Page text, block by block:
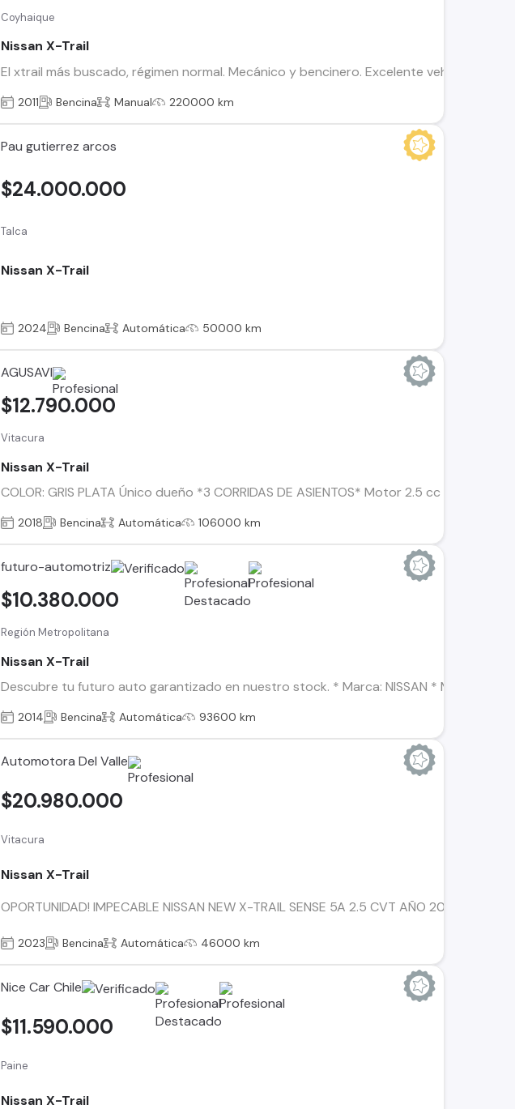
Coyhaique
Nissan X-Trail
El xtrail más buscado, régimen normal. Mecánico y bencinero. Excelente vehículo.
2011 Bencina Manual 220000 km
Pau gutierrez arcos
Talca
Nissan X-Trail
$24.000.000
2024 Bencina Automática 50000 km
AGUSAVI
Vitacura
Nissan X-Trail
COLOR: GRIS PLATA Único dueño *3 CORRIDAS DE ASIENTOS* Motor 2.5 cc / 171
$12.790.000
2018 Bencina Automática 106000 km
futuro-automotriz
Región Metropolitana
Nissan X-Trail
Descubre tu futuro auto garantizado en nuestro stock. * Marca: NISSAN * Modelo: X-
$10.380.000
2014 Bencina Automática 93600 km
Automotora Del Valle
Vitacura
Nissan X-Trail
OPORTUNIDAD! IMPECABLE NISSAN NEW X-TRAIL SENSE 5A 2.5 CVT AÑO 2023, ÚNICO
$20.980.000
2023 Bencina Automática 46000 km
Nice Car Chile
Paine
Nissan X-Trail
$11.590.000